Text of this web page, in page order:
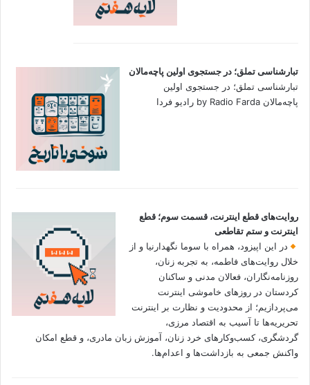
تبارشناسی تملق؛ در جستجوی اولین‌ پاچه‌مالان
تبارشناسی تملق؛ در جستجوی اولین‌
پاچه‌مالان by Radio Farda رادیو فردا
روایت‌های قطع اینترنت، قسمت سوم؛ قطع
اینترنت و ستم تقاطعی
در این اپیزود، همراه با سوما نگهدارنیا و از
خلال روایت‌های فاطمه، به تجربه زنان،
روزنامه‌نگاران، فعالان مدنی و ساکنان
کردستان در روزهای خاموشی اینترنت
می‌پردازیم؛ از محدودیت و نظارت بر اینترنت
تحریریه‌ها تا آسیب به اقتصاد مرزی،
گردشگری، کسب‌وکارهای خرد زنان، آموزش زبان مادری، و قطع امکان
واکنش جمعی به بازداشت‌ها و اعدام‌ها.